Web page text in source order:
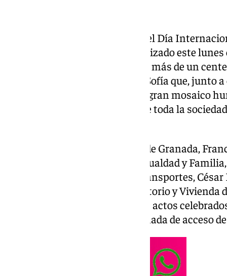
El evento conmemorativo del del Día
Violencia contra la Mujer organizado este
contado con la participación de más de un
Centro Psicopedagógico Reina Sofía que, junto
la institución, han formado un gran mosaico
simbolizando el compromiso de toda la
El presidente de la Diputación de Granada,
diputada de Bienestar Social, Igualdad y
Consorcio Metropolitano de Transportes,
Fomento, Articulación del Territorio y Vivienda
Antonio Ayllón, ha presidido los actos
con motivo del 25N en la explanada de acceso